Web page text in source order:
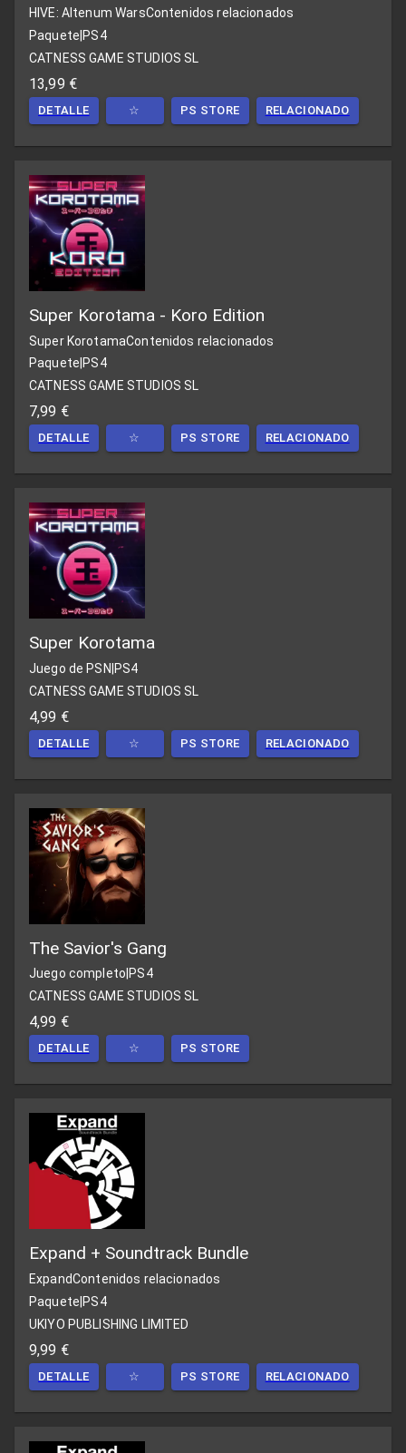
HIVE: Altenum WarsContenidos relacionados
Paquete PS4
CATNESS GAME STUDIOS SL
13,99 €
DETALLE ☆ PS STORE RELACIONADO
Super Korotama - Koro Edition
Super KorotamaContenidos relacionados
Paquete PS4
CATNESS GAME STUDIOS SL
7,99 €
DETALLE ☆ PS STORE RELACIONADO
Super Korotama
Juego de PSN PS4
CATNESS GAME STUDIOS SL
4,99 €
DETALLE ☆ PS STORE RELACIONADO
The Savior's Gang
Juego completo PS4
CATNESS GAME STUDIOS SL
4,99 €
DETALLE ☆ PS STORE
Expand + Soundtrack Bundle
ExpandContenidos relacionados
Paquete PS4
UKIYO PUBLISHING LIMITED
9,99 €
DETALLE ☆ PS STORE RELACIONADO